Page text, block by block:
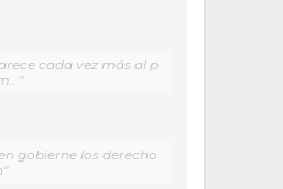
cada vez más al p
gobierne los derecho